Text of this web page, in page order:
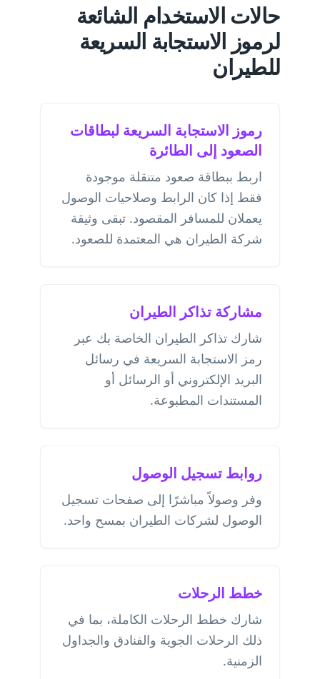
حالات الاستخدام الشائعة
لرموز الاستجابة السريعة
للطيران
رموز الاستجابة السريعة لبطاقات
الصعود إلى الطائرة
اربط ببطاقة صعود متنقلة موجودة
فقط إذا كان الرابط وصلاحيات الوصول
يعملان للمسافر المقصود. تبقى وثيقة
شركة الطيران هي المعتمدة للصعود.
مشاركة تذاكر الطيران
شارك تذاكر الطيران الخاصة بك عبر
رمز الاستجابة السريعة في رسائل
البريد الإلكتروني أو الرسائل أو
المستندات المطبوعة.
روابط تسجيل الوصول
وفر وصولاً مباشرًا إلى صفحات تسجيل
الوصول لشركات الطيران بمسح واحد.
خطط الرحلات
شارك خطط الرحلات الكاملة، بما في
ذلك الرحلات الجوية والفنادق والجداول
الزمنية.